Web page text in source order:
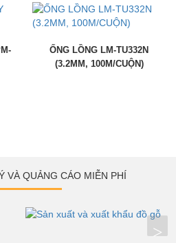
ỐNG LỒNG LM-TU332N
(3.2MM, 100M/CUỘN)
VÀ QUẢNG CÁO MIỄN PHÍ
>